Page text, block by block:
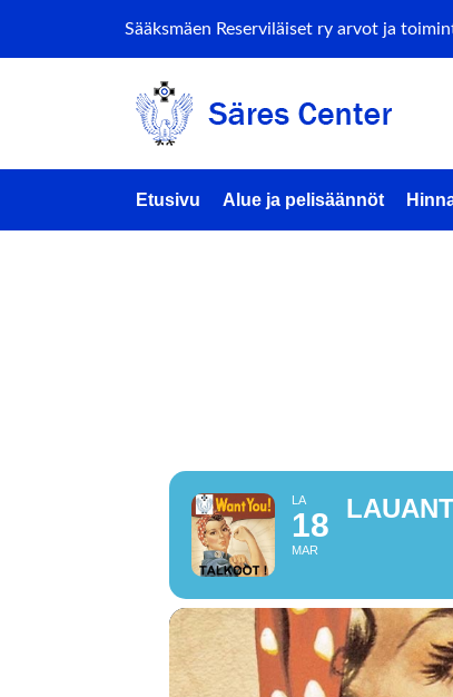
Sääksmäen Reserviläiset ry arvot ja
Etusivu Alue ja pelisäännöt
LA
18
MAR